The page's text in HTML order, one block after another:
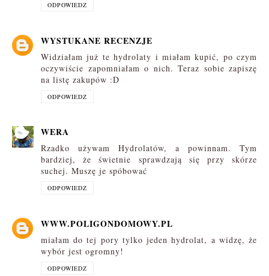
ODPOWIEDZ
WYSTUKANE RECENZJE
Widziałam już te hydrolaty i miałam kupić, po czym
oczywiście zapomniałam o nich. Teraz sobie zapiszę
na listę zakupów :D
ODPOWIEDZ
WERA
Rzadko używam Hydrolatów, a powinnam. Tym
bardziej, że świetnie sprawdzają się przy skórze
suchej. Muszę je spóbować
ODPOWIEDZ
WWW.POLIGONDOMOWY.PL
miałam do tej pory tylko jeden hydrolat, a widzę, że
wybór jest ogromny!
ODPOWIEDZ